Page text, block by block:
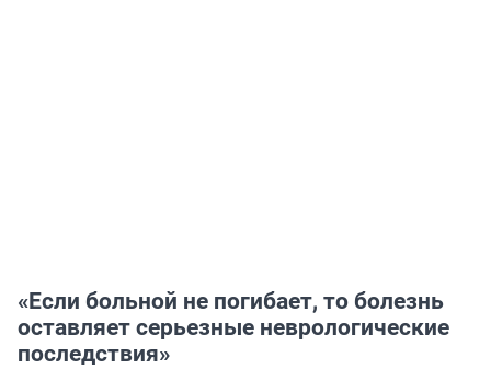
«Если больной не погибает, то болезнь
оставляет серьезные неврологические
последствия»